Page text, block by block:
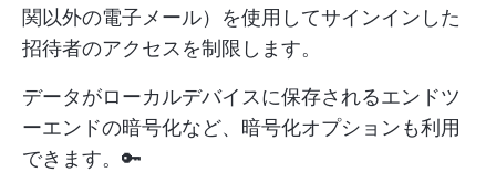
関以外の電子メール）を使用してサインインした
招待者のアクセスを制限します。
データがローカルデバイスに保存されるエンドツ
ーエンドの暗号化など、暗号化オプションも利用
できます。🔑